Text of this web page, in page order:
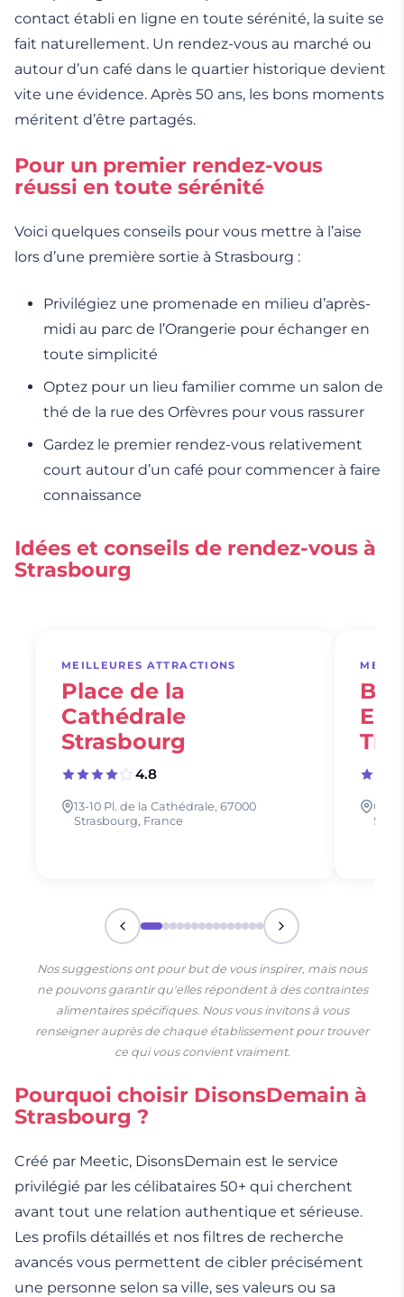
contact établi en ligne en toute sérénité, la suite se
fait naturellement. Un rendez-vous au marché ou
autour d’un café dans le quartier historique devient
vite une évidence. Après 50 ans, les bons moments
méritent d’être partagés.
Pour un premier rendez-vous
réussi en toute sérénité
Voici quelques conseils pour vous mettre à l’aise
lors d’une première sortie à Strasbourg :
Privilégiez une promenade en milieu d’après-
midi au parc de l’Orangerie pour échanger en
toute simplicité
Optez pour un lieu familier comme un salon de
thé de la rue des Orfèvres pour vous rassurer
Gardez le premier rendez-vous relativement
court autour d’un café pour commencer à faire
connaissance
Idées et conseils de rendez-vous à
Strasbourg
MEILLEURES ATTRACTIONS
Place de la
Cathédrale
Strasbourg
4.8
13-10 Pl. de la Cathédrale, 67000
Strasbourg, France
Nos suggestions ont pour but de vous inspirer, mais nous
ne pouvons garantir qu'elles répondent à des contraintes
alimentaires spécifiques. Nous vous invitons à vous
renseigner auprès de chaque établissement pour trouver
ce qui vous convient vraiment.
Pourquoi choisir DisonsDemain à
Strasbourg ?
Créé par Meetic, DisonsDemain est le service
privilégié par les célibataires 50+ qui cherchent
avant tout une relation authentique et sérieuse.
Les profils détaillés et nos filtres de recherche
avancés vous permettent de cibler précisément
une personne selon sa ville, ses valeurs ou sa